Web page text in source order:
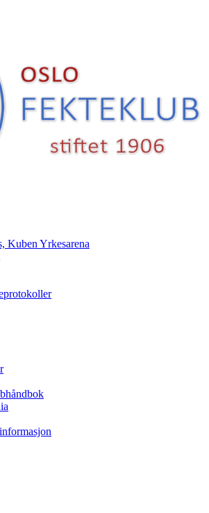
Kuben Yrkesarena